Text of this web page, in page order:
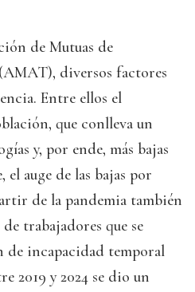
de Mutuas de
diversos factores
Entre ellos el
que conlleva un
y, por ende, más bajas
auge de las bajas por
de la pandemia también
trabajadores que se
de incapacidad temporal
2019 y 2024 se dio un